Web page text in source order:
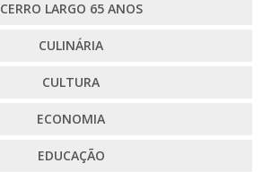
CERRO LARGO 65 ANOS
CULINÁRIA
CULTURA
ECONOMIA
EDUCAÇÃO